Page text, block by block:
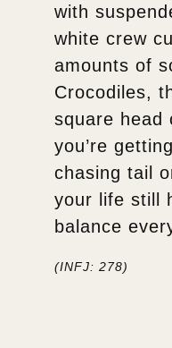
with
white crew
amounts of
Crocodiles,
square head
you’re
chasing tail
your life still
balance
(INFJ: 278)